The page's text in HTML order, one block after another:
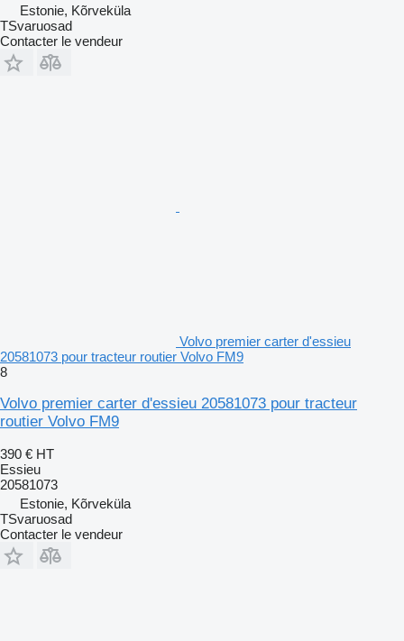
Estonie, Kõrveküla
TSvaruosad
Contacter le vendeur
Volvo premier carter d'essieu
20581073 pour tracteur routier Volvo FM9
8
Volvo premier carter d'essieu 20581073 pour tracteur
routier Volvo FM9
390 € HT
Essieu
20581073
Estonie, Kõrveküla
TSvaruosad
Contacter le vendeur